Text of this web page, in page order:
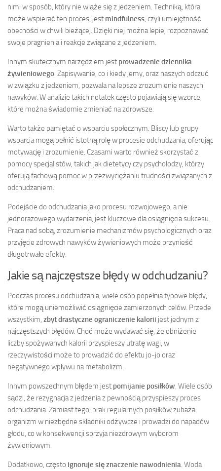
nimi w sposób, który nie wiąże się z jedzeniem. Techniką, która
może wspierać ten proces, jest mindfulness, czyli umiejętność
obecności w chwili bieżącej. Dzięki niej można lepiej rozpoznawać
swoje pragnienia i reakcje związane z jedzeniem.
Innym skutecznym narzędziem jest prowadzenie dziennika
żywieniowego. Zapisywanie, co i kiedy jemy, oraz naszych odczuć
w związku z jedzeniem, pozwala na lepsze zrozumienie naszych
nawyków. W analizie takich notatek często pojawiają się wzorce,
które można świadomie zmieniać na zdrowsze.
Warto także pamiętać o wsparciu społecznym. Bliscy lub grupy
wsparcia mogą pełnić istotną rolę w procesie odchudzania, oferując
motywację i zrozumienie. Czasami warto również skorzystać z
pomocy specjalistów, takich jak dietetycy czy psycholodzy, którzy
oferują fachową pomoc w przezwyciężaniu trudności związanych z
odchudzaniem.
Podejście do odchudzania jako procesu rozwojowego, a nie
jednorazowego wydarzenia, jest kluczowe dla osiągnięcia sukcesu.
Praca nad sobą, zrozumienie mechanizmów psychologicznych oraz
przyjęcie zdrowych nawyków żywieniowych może przynieść
długotrwałe efekty.
Jakie są najczęstsze błędy w odchudzaniu?
Podczas procesu odchudzania, wiele osób popełnia typowe błędy,
które mogą uniemożliwić osiągnięcie zamierzonych celów. Przede
wszystkim, zbyt drastyczne ograniczenie kalorii jest jednym z
najczęstszych błędów. Choć może wydawać się, że obniżenie
liczby spożywanych kalorii przyspieszy utratę wagi, w
rzeczywistości może to prowadzić do efektu jo-jo oraz
negatywnego wpływu na metabolizm.
Innym powszechnym błędem jest pomijanie posiłków. Wiele osób
sądzi, że rezygnacja z jedzenia z pewnością przyspieszy proces
odchudzania. Zamiast tego, brak regularnych posiłków zubaża
organizm w niezbędne składniki odżywcze i prowadzi do napadów
głodu, co w konsekwencji sprzyja niezdrowym wyborom
żywieniowym.
Dodatkowo, często ignoruje się znaczenie nawodnienia. Woda